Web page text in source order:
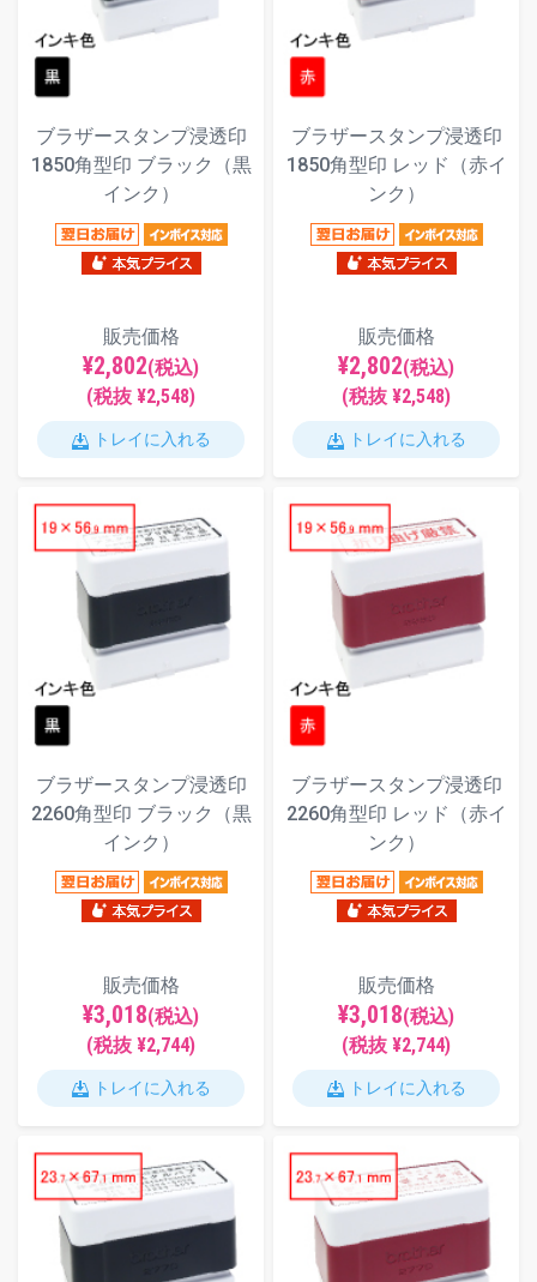
ブラザースタンプ浸透印
1850角型印 ブラック（黒
インク）
販売価格
¥2,802(税込)
(税抜 ¥2,548)
トレイに入れる
ブラザースタンプ浸透印
1850角型印 レッド（赤イ
ンク）
販売価格
¥2,802(税込)
(税抜 ¥2,548)
トレイに入れる
ブラザースタンプ浸透印
2260角型印 ブラック（黒
インク）
販売価格
¥3,018(税込)
(税抜 ¥2,744)
トレイに入れる
ブラザースタンプ浸透印
2260角型印 レッド（赤イ
ンク）
販売価格
¥3,018(税込)
(税抜 ¥2,744)
トレイに入れる